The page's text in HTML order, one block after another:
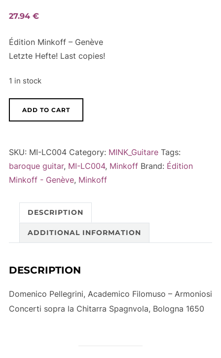
27.94 €
Édition Minkoff – Genève
Letzte Hefte! Last copies!
1 in stock
Pellegrini,
Armoniosi
sopra
Chitarra
Spagnvola,
1650
ADD TO CART
t
v
e
SKU: MI-LC004 Category: MINK_Guitare Tags:
baroque guitar, MI-LC004, Minkoff Brand: Édition
Minkoff - Genève, Minkoff
DESCRIPTION
ADDITIONAL INFORMATION
DESCRIPTION
Domenico Pellegrini, Academico Filomuso – Armoniosi
Concerti sopra la Chitarra Spagnvola, Bologna 1650